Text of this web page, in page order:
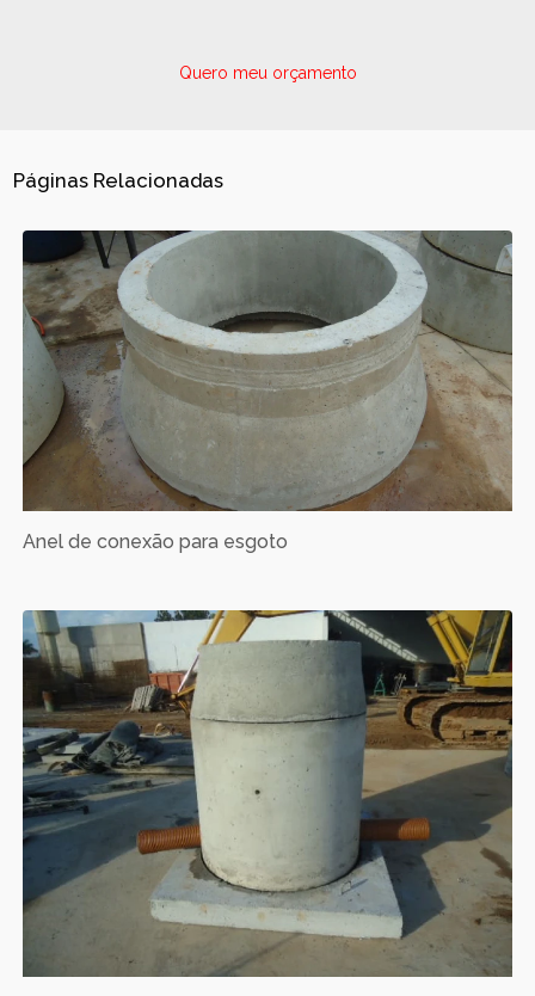
Quero meu orçamento
Páginas Relacionadas
Anel de conexão para esgoto